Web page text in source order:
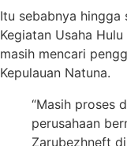
Itu sebabnya hingga
Kegiatan Usaha
masih mencari
Kepulauan Natuna.
“Masih proses
perusahaan
Zarubezhneft